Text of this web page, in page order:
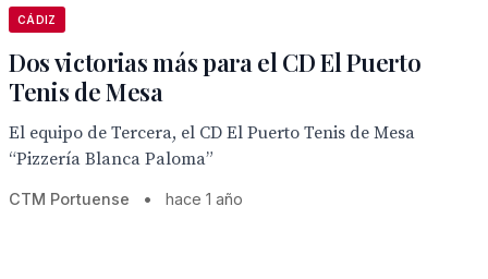
CÁDIZ
Dos victorias más para el CD El Puerto
Tenis de Mesa
El equipo de Tercera, el CD El Puerto Tenis de Mesa
“Pizzería Blanca Paloma”
CTM Portuense • hace 1 año